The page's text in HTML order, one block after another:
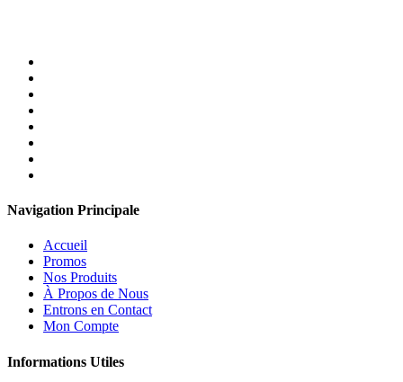
Navigation Principale
Accueil
Promos
Nos Produits
À Propos de Nous
Entrons en Contact
Mon Compte
Informations Utiles